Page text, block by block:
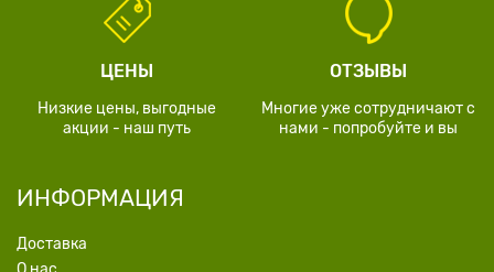
ЦЕНЫ
Низкие цены, выгодные
акции - наш путь
ОТЗЫВЫ
Многие уже сотрудничают с
нами - попробуйте и вы
ИНФОРМАЦИЯ
Доставка